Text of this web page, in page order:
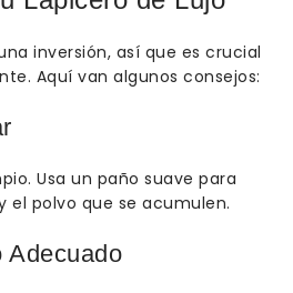
inversión, así que es crucial
Aquí van algunos consejos:
Usa un paño suave para
el polvo que se acumulen.
Adecuado